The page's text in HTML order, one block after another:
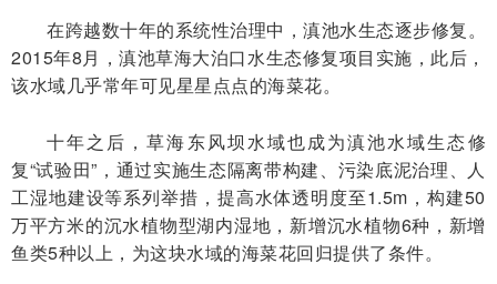
在跨越数十年的系统性治理中，滇池水生态逐步修复。
2015年8月，滇池草海大泊口水生态修复项目实施，此后，
该水域几乎常年可见星星点点的海菜花。
十年之后，草海东风坝水域也成为滇池水域生态修
复“试验田”，通过实施生态隔离带构建、污染底泥治理、人
工湿地建设等系列举措，提高水体透明度至1.5m，构建50
万平方米的沉水植物型湖内湿地，新增沉水植物6种，新增
鱼类5种以上，为这块水域的海菜花回归提供了条件。